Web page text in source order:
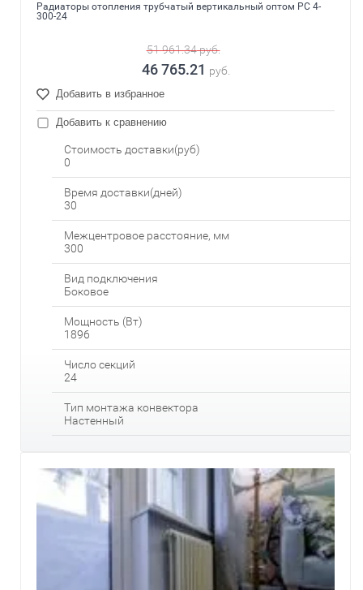
Радиаторы отопления трубчатый вертикальный оптом РС 4-
300-24
51 961.34руб.
46 765.21 руб.
Добавить в избранное
Добавить к сравнению
Стоимость доставки(руб)
0
Время доставки(дней)
30
Межцентровое расстояние, мм
300
Вид подключения
Боковое
Мощность (Вт)
1896
Число секций
24
Тип монтажа конвектора
Настенный